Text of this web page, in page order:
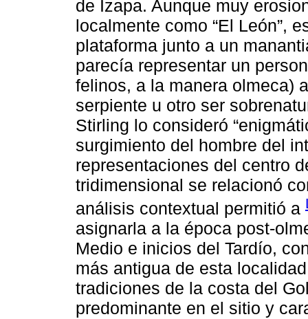
de Izapa. Aunque muy
localmente como “El León”,
plataforma junto a un
parecía representar un
felinos, a la manera olmeca)
serpiente u otro ser
Stirling lo consideró
surgimiento del hombre del
representaciones del centro
tridimensional se relacionó
análisis contextual permitió a
asignarla a la época post-
Medio e inicios del Tardío,
más antigua de esta
tradiciones de la costa del
predominante en el sitio y